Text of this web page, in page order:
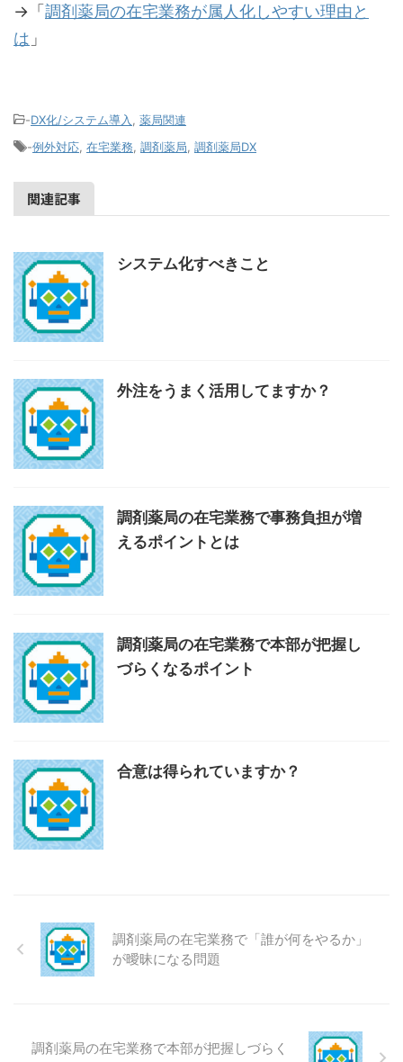
→「調剤薬局の在宅業務が属人化しやすい理由と
は 」
-DX化/システム導入
薬局関連
-例外対応 在宅業務 調剤薬局 調剤薬局DX
関連記事
システム化すべきこと
外注をうまく活用してますか？
調剤薬局の在宅業務で事務負担が増
えるポイントとは
調剤薬局の在宅業務で本部が把握し
づらくなるポイント
合意は得られていますか？
調剤薬局の在宅業務で「誰が何をやるか」
が曖昧になる問題
調剤薬局の在宅業務で本部が把握しづらく